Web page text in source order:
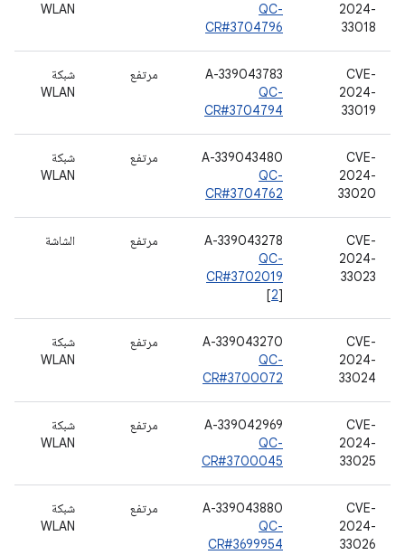
2024-
33018
QC-
CR#3704796
WLAN
CVE-
2024-
33019
A-339043783
QC-
CR#3704794
مرتفع
شبكة
WLAN
CVE-
2024-
33020
A-339043480
QC-
CR#3704762
مرتفع
شبكة
WLAN
CVE-
2024-
33023
A-339043278
QC-
CR#3702019
[2]
مرتفع الشاشة
CVE-
2024-
33024
A-339043270
QC-
CR#3700072
مرتفع
شبكة
WLAN
‫CVE-
2024-
33025
A-339042969
QC-
CR#3700045
مرتفع
شبكة
WLAN
CVE-
2024-
33026
A-339043880
QC-
CR#3699954
مرتفع
شبكة
WLAN